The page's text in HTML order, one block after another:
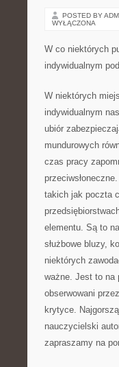
POSTED BY
WYŁĄCZONA
W co niektórych
indywidualnym
W niektórych
indywidualnym
ubiór
mundurowych
czas pracy
takich jak poczta
elementu. Są to
służbowe bluzy,
niektórych
ważne. Jest to na
obserwowani
krytyce.
nauczycielski
zapraszamy na